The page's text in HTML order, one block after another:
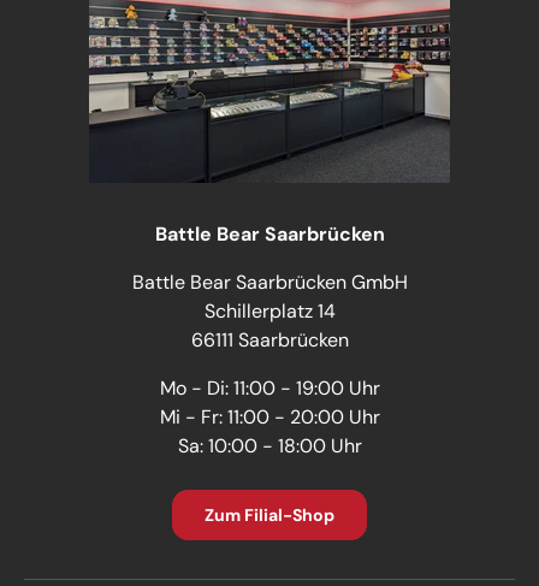
Battle Bear Saarbrücken
Battle Bear Saarbrücken GmbH
Schillerplatz 14
66111 Saarbrücken
Mo - Di: 11:00 - 19:00 Uhr
Mi - Fr: 11:00 - 20:00 Uhr
Sa: 10:00 - 18:00 Uhr
Zum Filial-Shop